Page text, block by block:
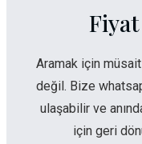
Aramak için
değil. Bize
ulaşabilir ve
için geri